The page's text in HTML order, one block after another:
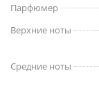
Парфюмер
Верхние ноты
Средние ноты